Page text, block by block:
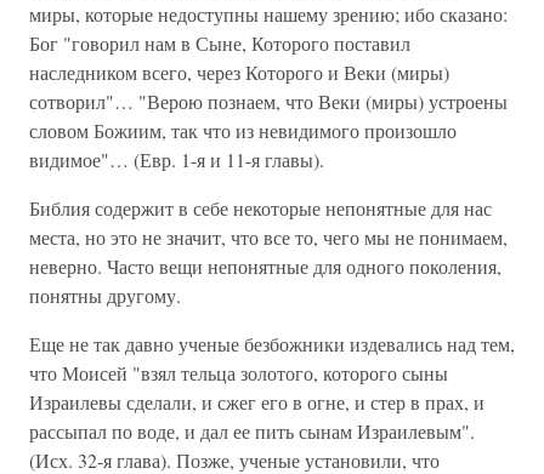
миры, которые недоступны нашему зрению; ибо сказано:
Бог "говорил нам в Сыне, Которого поставил
наследником всего, через Которого и Веки (миры)
сотворил"… "Верою познаем, что Веки (миры) устроены
словом Божиим, так что из невидимого произошло
видимое"… (Евр. 1-я и 11-я главы).
Библия содержит в себе некоторые непонятные для нас
места, но это не значит, что все то, чего мы не понимаем,
неверно. Часто вещи непонятные для одного поколения,
понятны другому.
Еще не так давно ученые безбожники издевались над тем,
что Моисей "взял тельца золотого, которого сыны
Израилевы сделали, и сжег его в огне, и стер в прах, и
рассыпал по воде, и дал ее пить сынам Израилевым".
(Исх. 32-я глава). Позже, ученые установили, что